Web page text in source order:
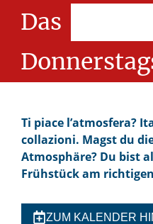
Das
Ti piace l’atmosfera?
collazioni. Magst du
Atmosphäre? Du bist
Frühstück am
ZUM KALENDER